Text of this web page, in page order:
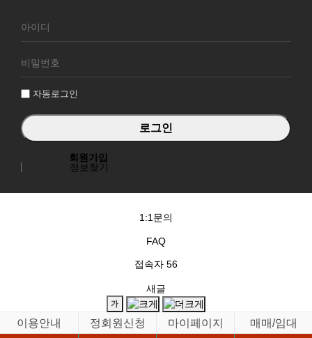
원
그
자동로그인
회원가입
정보찾기
1:1문의
FAQ
접속자 56
새글
이용안내 정회원신청 마이페이지
매매/임대